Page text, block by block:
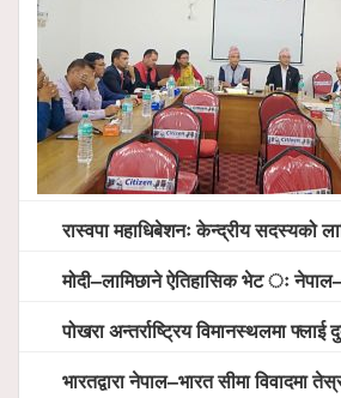
रास्वपा महाधिबेशनः केन्द्रीय सदस्यको
मोदी–लामिछाने ऐतिहासिक भेट ः नेपाल–भारत सम्बन्धलाई नयाँ
पोखरा अन्तर्राष्ट्रिय विमानस्थलमा फ्लाई दुबईको बढ्दो चासो, ६ घण्टा लामो
भारतद्वारा नेपाल–भारत सीमा विवादमा